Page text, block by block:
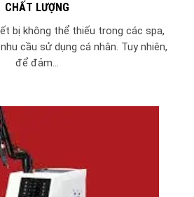
CHẤT LƯỢNG
bị không thể thiếu trong các spa,
cầu sử dụng cá nhân. Tuy nhiên,
để đảm...